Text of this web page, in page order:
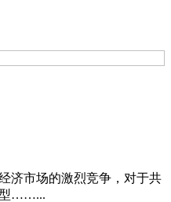
济市场的激烈竞争，对于共
型……...